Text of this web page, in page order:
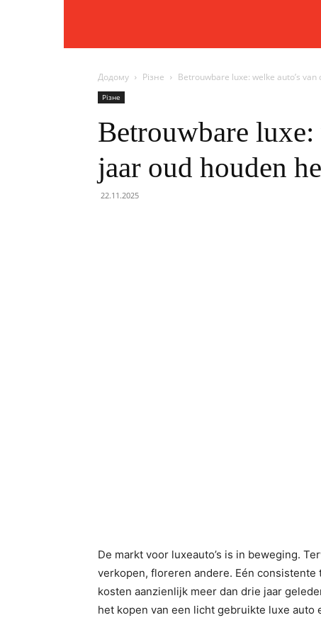
Додому Різне Betrouwbare luxe: welke auto’s
Різне
Betrouwbare luxe:
jaar oud houden
22.11.2025
De markt voor luxeauto’s is in beweging.
verkopen, floreren andere. Eén
kosten aanzienlijk meer dan drie jaar
het kopen van een licht gebruikte luxe